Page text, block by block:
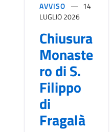
AVVISO
14
LUGLIO 2026
Chiusura
Monaste
ro di S.
Filippo
di
Fragalà